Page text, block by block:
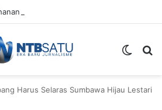
Harus Selaras Sumbawa Hijau Lestari